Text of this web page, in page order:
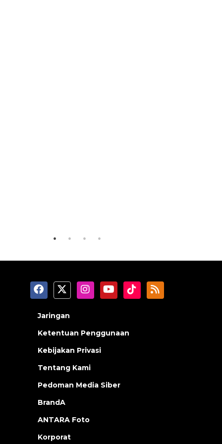
Jaringan
Ketentuan Penggunaan
Kebijakan Privasi
Tentang Kami
Pedoman Media Siber
BrandA
ANTARA Foto
Korporat